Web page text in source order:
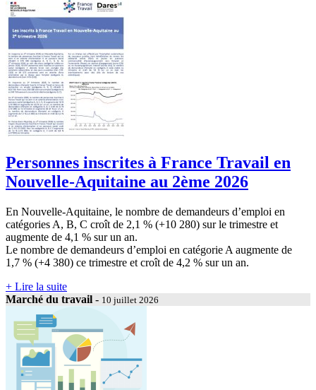
Personnes inscrites à France Travail en
Nouvelle-Aquitaine au 2ème 2026
En Nouvelle-Aquitaine, le nombre de demandeurs d’emploi en
catégories A, B, C croît de 2,1 % (+10 280) sur le trimestre et
augmente de 4,1 % sur un an.
Le nombre de demandeurs d’emploi en catégorie A augmente de
1,7 % (+4 380) ce trimestre et croît de 4,2 % sur un an.
+ Lire la suite
Marché du travail - 10 juillet 2026